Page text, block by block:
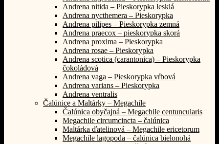
Andrena nitida – Pieskorypka lesklá
Andrena nycthemera – Pieskorypka
Andrena pilipes – Pieskorypka zemná
Andrena praecox – pieskorypka skorá
Andrena proxima – Pieskorypka
Andrena rosae – Pieskorypka
Andrena scotica (carantonica) – Pieskorypka
čokoládová
Andrena vaga – Pieskorypka vŕbová
Andrena varians – Pieskorypka
Andrena ventralis
Čalúnice a Maltárky – Megachile
Čalúnica obyčajná – Megachile centuncularis
Megachile circumcincta – čalúnica
Maltárka ďatelinová – Megachile ericetorum
Megachile lagopoda – čalúnica bielonohá